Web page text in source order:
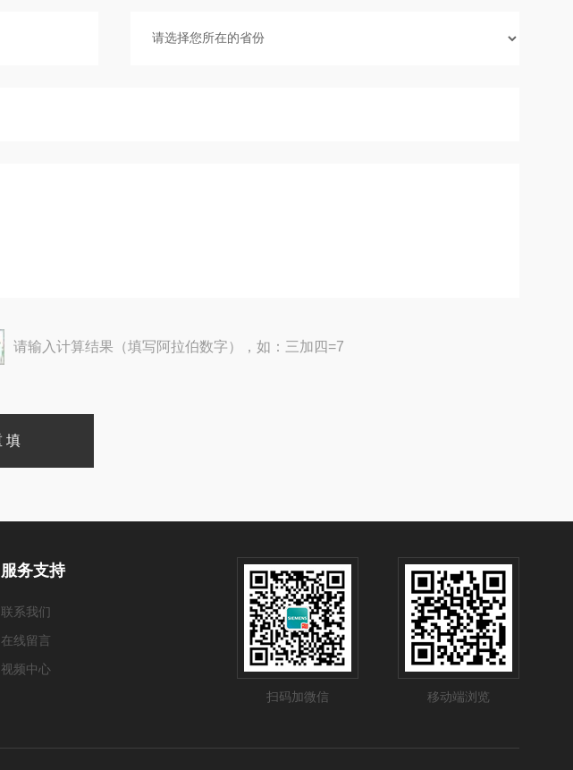
请输入计算结果（填写阿拉伯数字），如：三加四=7
服务支持
联系我们
在线留言
视频中心
扫码加微信
移动端浏览